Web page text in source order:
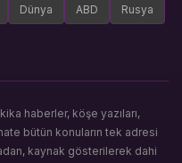
Dünya ABD Rusya
haberler, köşe yazıları,
bütün konuların tek adresi
kaynak gösterilerek dahi